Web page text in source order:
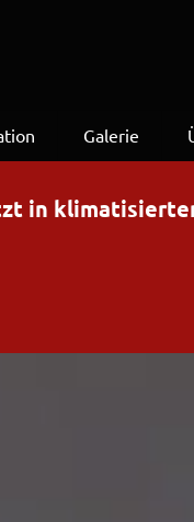
Galerie
in